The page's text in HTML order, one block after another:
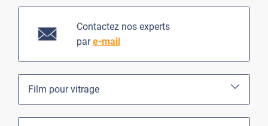
Contactez nos experts
pare-mail
Film pour vitrage